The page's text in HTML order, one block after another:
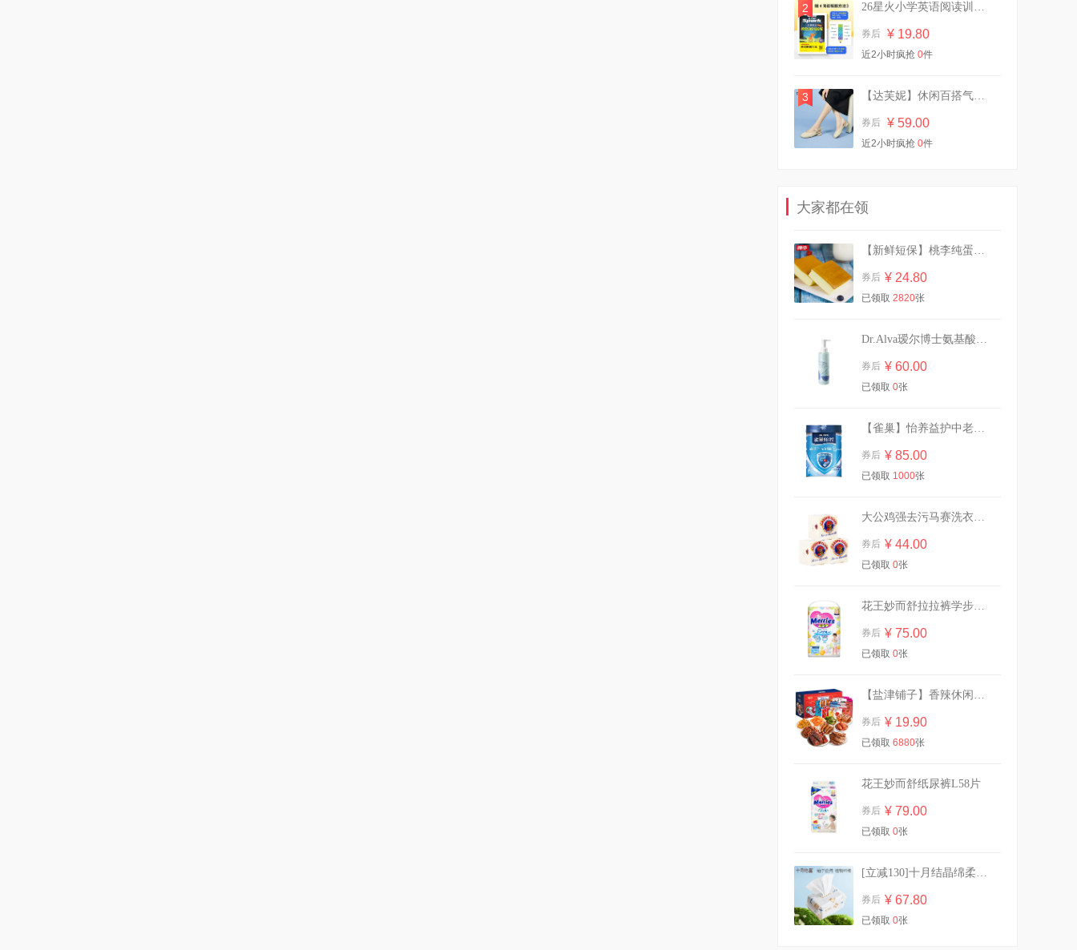
欧诗漫全功效面膜3盒共15片
券后 ¥ 29.90
柔邦湿厕纸80抽1大包！！
券后 ¥ 6.90
容笔膏阴影面部提亮
券后 ¥ 42.00
【买一送一】可心柔婴儿柔纸
24包
券后 ¥ 91.70
29.9/10斤！植护双头大桶装香
氛洗衣液
儿辅食油*2瓶
乐力小蓝条益生菌大人女性儿
券后 ¥ 13.90
券后 ¥ 118.00
2 26星火小学英语阅读训练100篇专项阅读理解
券后 ¥ 19.80
近2小时疯抢 0件
3 【达芙妮】休闲百搭气质凉鞋
券后 ¥ 59.00
近2小时疯抢 0件
大家都在领
【新鲜短保】桃李纯蛋糕720g营养早餐
券后 ¥ 24.80
已领取 2820张
Dr.Alva瑷尔博士氨基酸洁颜蜜120ml
券后 ¥ 60.00
已领取 0张
【雀巢】怡养益护中老年成人奶粉850g
券后 ¥ 85.00
已领取 1000张
大公鸡强去污马赛洗衣皂300g*3块
券后 ¥ 44.00
已领取 0张
花王妙而舒拉拉裤学步裤L44片
券后 ¥ 75.00
已领取 0张
【盐津铺子】香辣休闲零食大礼包30包
券后 ¥ 19.90
已领取 6880张
花王妙而舒纸尿裤L58片
券后 ¥ 79.00
已领取 0张
[立减130]十月结晶绵柔巾加厚洗脸巾80抽*10
券后 ¥ 67.80
已领取 0张